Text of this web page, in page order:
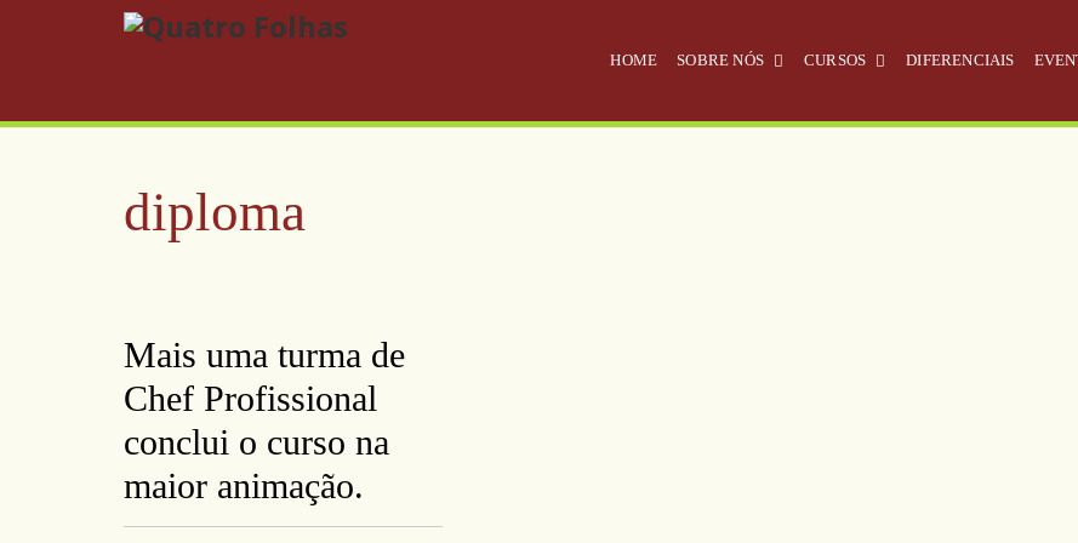
HOME SOBRE NÓS CURSOS DIFERENCIAIS
diploma
Mais uma turma de
Chef Profissional
conclui o curso na
maior animação.